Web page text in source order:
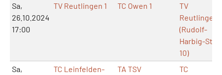
Sa,
26.10.2024
17:00
TV Reutlingen 1 TC Owen 1
TV
Reutlingen
(Rudolf-
Harbig-Str.
10)
Sa,
TC Leinfelden-
TA TSV
TC